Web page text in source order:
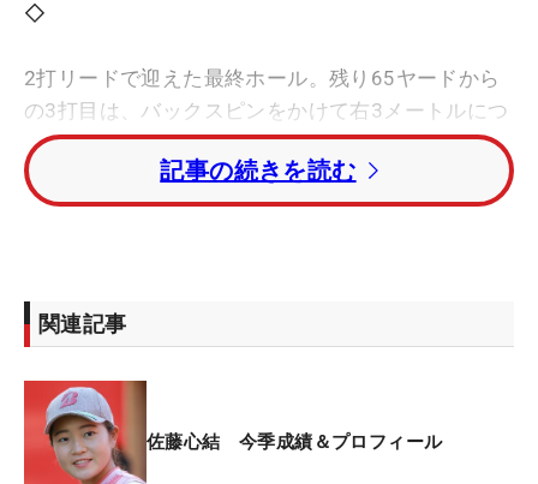
◇
2打リードで迎えた最終ホール。残り65ヤードから
の3打目は、バックスピンをかけて右3メートルにつ
けた。2パットで沈めてパー。佐藤心結選手は空を
見上げ、両手でガッツポーズをすると、初優勝のう
れし涙を流した。
学園日立高3年だったアマチュアの佐藤選手は、渋
野日向子選手、木村彩子選手、ぺ・ソンウ選手（韓
18番の繰り返しで行われた延長戦2ホール目。90ヤ
ードから50度ウェッジで放った佐藤選手のショット
記事の続きを読む
関連記事
佐藤心結 今季成績＆プロフィール